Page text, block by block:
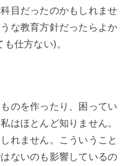
目だったのかもしれませ
な教育方針だったらよか
仕方ない)。
のを作ったり、困ってい
はほとんど知りません。
れません。こういうこと
ないのも影響しているの